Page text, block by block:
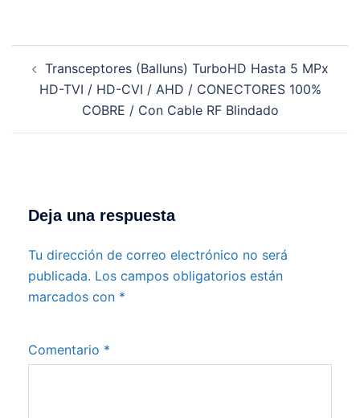
de
entradas
Transceptores (Balluns) TurboHD Hasta 5 MPx
HD-TVI / HD-CVI / AHD / CONECTORES 100%
COBRE / Con Cable RF Blindado
Deja una respuesta
Tu dirección de correo electrónico no será
publicada. Los campos obligatorios están
marcados con *
Comentario *